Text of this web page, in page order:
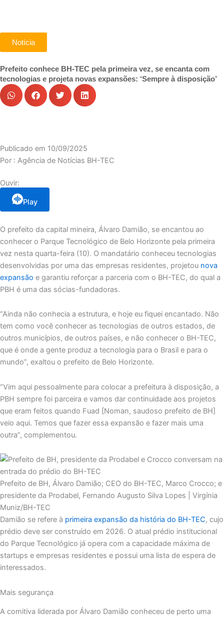
Notícia
Prefeito conhece BH-TEC pela primeira vez, se encanta com
tecnologias e projeta novas expansões: ‘Sempre à disposição’
Publicado em 10/09/2025
Por : Agência de Notícias BH-TEC
Ouvir:
Play
O prefeito da capital mineira, Álvaro Damião, se encantou ao
conhecer o Parque Tecnológico de Belo Horizonte pela primeira
vez nesta quarta-feira (10). O mandatário conheceu tecnologias
desenvolvidas por uma das empresas residentes, projetou nova
expansão e garantiu reforçar a parceria com o BH-TEC, do qual a
PBH é uma das sócias-fundadoras.
“Ainda não conhecia a estrutura, e hoje eu fiquei encantado. Não
tem como você conhecer as tecnologias de outros estados, de
outros municípios, de outros países, e não conhecer o BH-TEC,
que é onde a gente produz a tecnologia para o Brasil e para o
mundo”, exaltou o prefeito de Belo Horizonte.
“Vim aqui pessoalmente para colocar a prefeitura à disposição, a
PBH sempre foi parceira e vamos dar continuidade aos projetos
que eram feitos quando Fuad [Noman, saudoso prefeito de BH]
veio aqui. Temos que fazer essa expansão e fazer mais uma
outra”, complementou.
Prefeito de BH, Álvaro Damião; CEO do BH-TEC, Marco Crocco; e
presidente da Prodabel, Fernando Augusto Silva Lopes | Virgínia
Muniz/BH-TEC
Damião se refere à primeira expansão da história do BH-TEC, cujo
prédio deve ser construído em 2026. O atual prédio institucional
do Parque Tecnológico já opera com a capacidade máxima de
startups e empresas residentes e possui uma lista de espera de
interessados.
Mais segurança
A comitiva liderada por Álvaro Damião conheceu de perto uma